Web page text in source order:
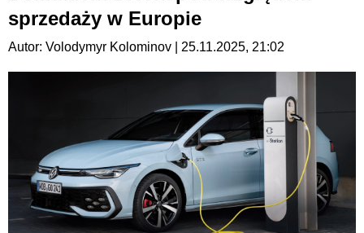
sprzedaży w Europie
Autor: Volodymyr Kolominov | 25.11.2025, 21:02